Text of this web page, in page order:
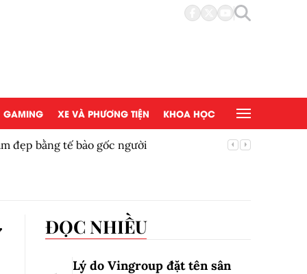
GAMING XE VÀ PHƯƠNG TIỆN KHOA HỌC
bằng tế bào gốc người
ĐỌC NHIỀU
Lý do Vingroup đặt tên sân